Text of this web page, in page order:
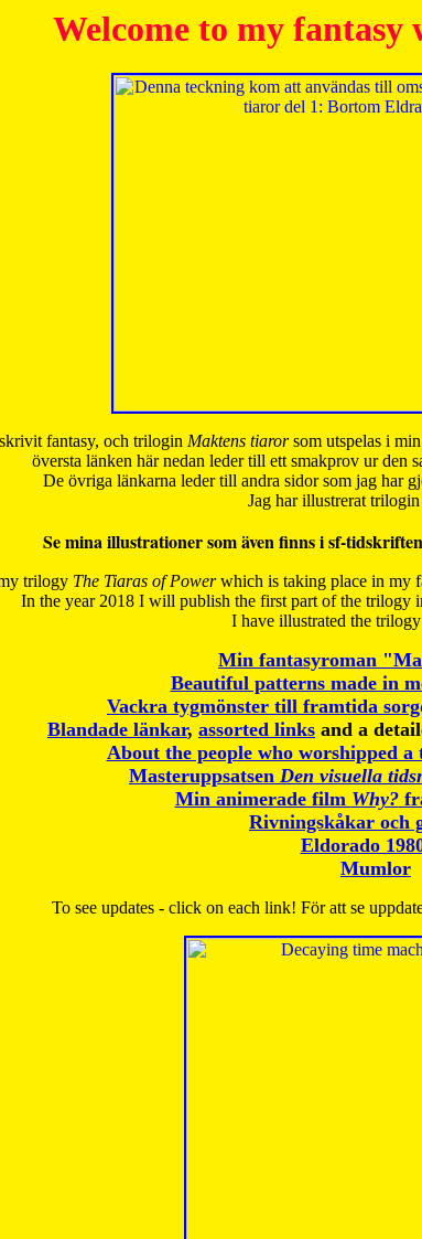
Welcome to my fantasy
fantasy, och trilogin Maktens tiarorsom utspelas i
översta länken här nedan leder till ett smakprov ur den
De övriga länkarna leder till andra sidor som jag har
Jag har illustrerat
Se mina illustrationer som även finns i sf-tidskriften
trilogy The Tiaras of Powerwhich is taking place in my
In the year 2018 I will publish the first part of the trilogy
I have illustrated the
Min fantasyroman
Beautiful patterns made in
Vackra tygmönster till framtida
Blandade länkar, assorted links and a
About the people who worshipped
Masteruppsatsen Den visuella
Min animerade film Why?
Rivningskåkar och
Eldorado
Mumlor
To see updates - click on each link! För att se